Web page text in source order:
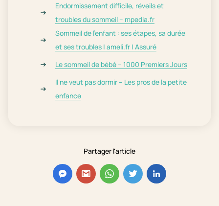
Partager l'article
Endormissement difficile, réveils et
troubles du sommeil – mpedia.fr
Sommeil de l’enfant : ses étapes, sa durée
et ses troubles | ameli.fr | Assuré
Le sommeil de bébé – 1000 Premiers Jours
Il ne veut pas dormir – Les pros de la petite
enfance